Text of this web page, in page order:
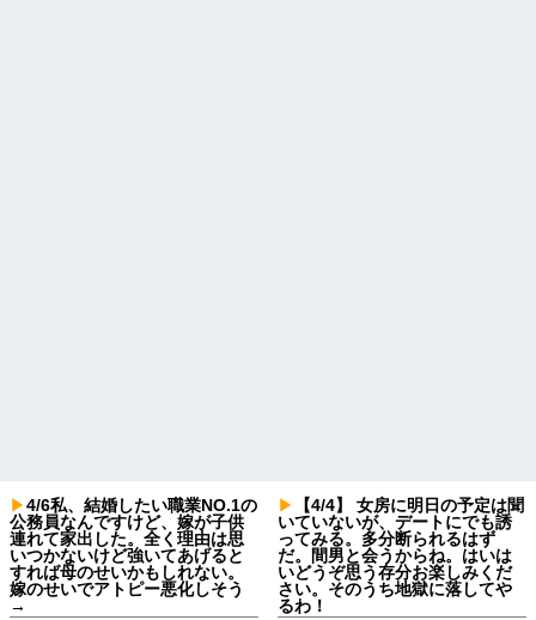
4/6私、結婚したい職業NO.1の
公務員なんですけど、嫁が子供
連れて家出した。全く理由は思
いつかないけど強いてあげると
すれば母のせいかもしれない。
嫁のせいでアトピー悪化しそう
→
【4/4】 女房に明日の予定は聞
いていないが、デートにでも誘
ってみる。多分断られるはず
だ。間男と会うからね。はいは
いどうぞ思う存分お楽しみくだ
さい。そのうち地獄に落してや
るわ！